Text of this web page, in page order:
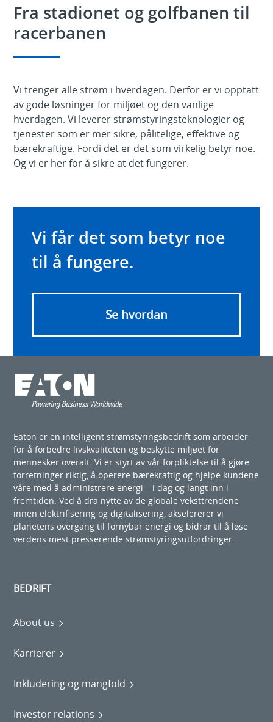
Fra stadionet og golfbanen til
racerbanen
Vi trenger alle strøm i hverdagen. Derfor er vi opptatt
av gode løsninger for miljøet og den vanlige
hverdagen. Vi leverer strømstyringsteknologier og
tjenester som er mer sikre, pålitelige, effektive og
bærekraftige. Fordi det er det som virkelig betyr noe.
Og vi er her for å sikre at det fungerer.
Vi får det som betyr noe
til å fungere.
Se hvordan
Eaton er en intelligent strømstyringsbedrift som arbeider
for å forbedre livskvaliteten og beskytte miljøet for
mennesker overalt. Vi er styrt av vår forpliktelse til å gjøre
forretninger riktig, å operere bærekraftig og hjelpe kundene
våre med å administrere energi – i dag og langt inn i
fremtiden. Ved å dra nytte av de globale veksttrendene
innen elektrifisering og digitalisering, akselererer vi
planetens overgang til fornybar energi og bidrar til å løse
verdens mest presserende strømstyringsutfordringer.
BEDRIFT
About us
Karrierer
Inkludering og mangfold
Investor relations